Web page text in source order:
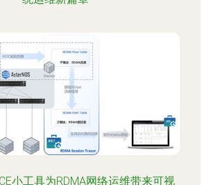
小工具为RDMA网络运维带来可视